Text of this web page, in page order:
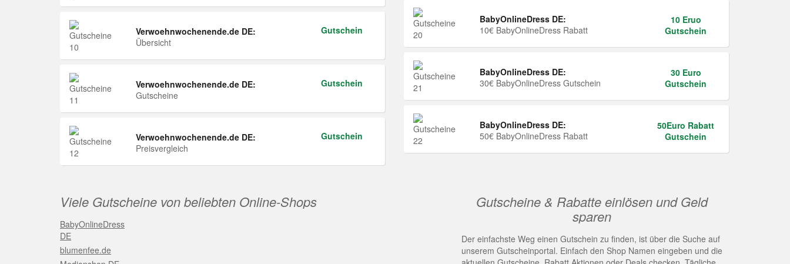
Verwoehnwochenende.de DE:
Übersicht
Gutschein
Verwoehnwochenende.de DE:
Gutscheine
Gutschein
Verwoehnwochenende.de DE:
Preisvergleich
Gutschein
BabyOnlineDress DE:
10€ BabyOnlineDress Rabatt
10 Eruo
Gutschein
BabyOnlineDress DE:
30€ BabyOnlineDress Gutschein
30 Euro
Gutschein
BabyOnlineDress DE:
50€ BabyOnlineDress Rabatt
50Euro Rabatt
Gutschein
Viele Gutscheine von beliebten Online-Shops
BabyOnlineDress
DE
blumenfee.de
Gutscheine & Rabatte einlösen und Geld
sparen
Der einfachste Weg einen Gutschein zu finden, ist über die Suche auf
unserem Gutscheinportal. Einfach den Shop Namen eingeben und die